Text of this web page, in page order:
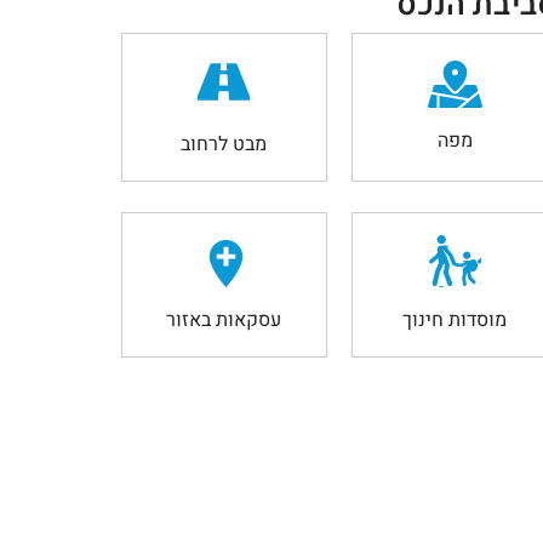
מפה מבט לרחוב
מוסדות חינוך עסקאות באזור